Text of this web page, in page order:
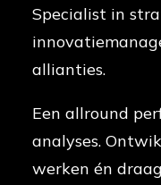
Specialist in
allianties.
Een allround
analyses.
werken én